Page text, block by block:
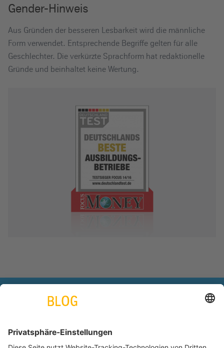
Gender-Hinweis
Aus Gründen der besseren Lesbarkeit wird die männliche
Form verwendet. Entsprechende Begriffe gelten für alle
Geschlechter. Die verkürzte Sprachform hat redaktionelle
Gründe und beinhaltet keine Wertung.